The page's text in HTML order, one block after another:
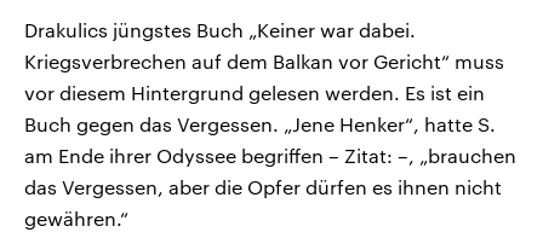
Drakulics jüngstes Buch „Keiner war dabei.
Kriegsverbrechen auf dem Balkan vor Gericht“ muss
vor diesem Hintergrund gelesen werden. Es ist ein
Buch gegen das Vergessen. „Jene Henker“, hatte S.
am Ende ihrer Odyssee begriffen – Zitat: –, „brauchen
das Vergessen, aber die Opfer dürfen es ihnen nicht
gewähren.“